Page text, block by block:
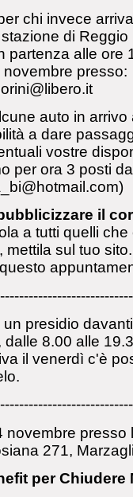
chi invece
di
partenza alle ore
presso:
auto in
a dare
vostre
per ora 3 posti
)
il
a tutti quelli
mettila sul tuo
un presidio
dalle 8.00 alle
il venerdì c'è
novembre
271,
per Chiudere